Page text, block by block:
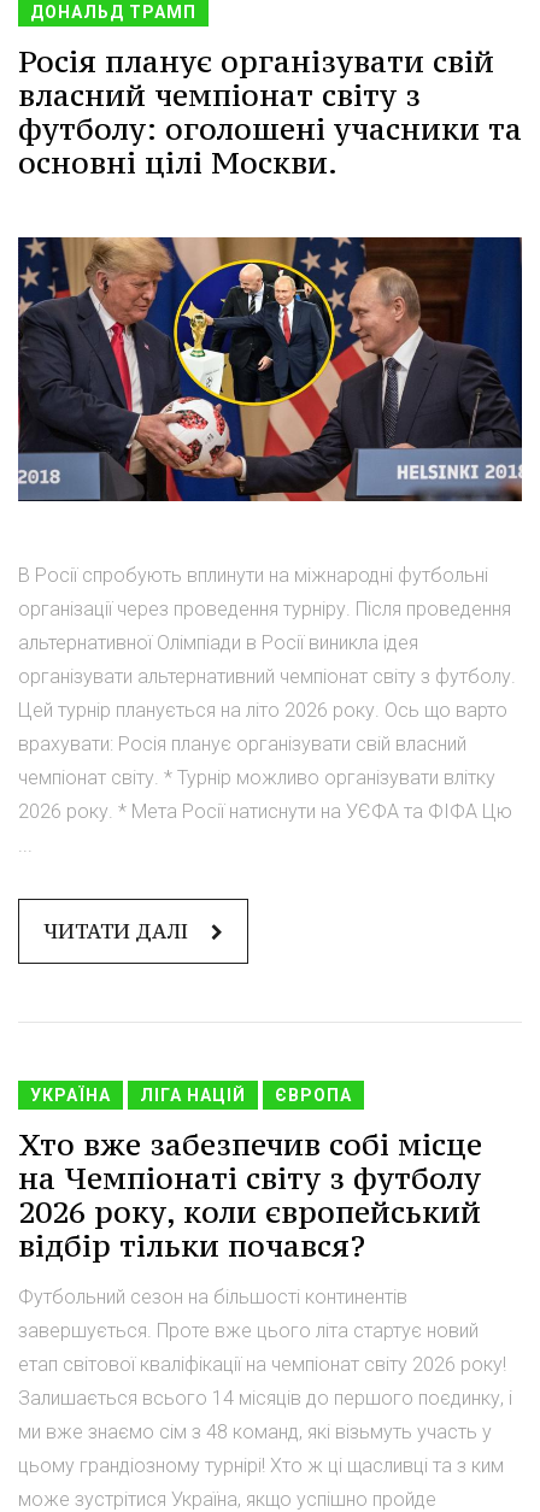
ДОНАЛЬД ТРАМП
Росія планує організувати свій
власний чемпіонат світу з
футболу: оголошені учасники та
основні цілі Москви.
В Росії спробують вплинути на міжнародні футбольні
організації через проведення турніру. Після проведення
альтернативної Олімпіади в Росії виникла ідея
організувати альтернативний чемпіонат світу з футболу.
Цей турнір планується на літо 2026 року. Ось що варто
врахувати: Росія планує організувати свій власний
чемпіонат світу. * Турнір можливо організувати влітку
2026 року. * Мета Росії натиснути на УЄФА та ФІФА Цю
...
ЧИТАТИ ДАЛІ
УКРАЇНА ЛІГА НАЦІЙ ЄВРОПА
Хто вже забезпечив собі місце
на Чемпіонаті світу з футболу
2026 року, коли європейський
відбір тільки почався?
Футбольний сезон на більшості континентів
завершується. Проте вже цього літа стартує новий
етап світової кваліфікації на чемпіонат світу 2026 року!
Залишається всього 14 місяців до першого поєдинку, і
ми вже знаємо сім з 48 команд, які візьмуть участь у
цьому грандіозному турнірі! Хто ж ці щасливці та з ким
може зустрітися Україна, якщо успішно пройде